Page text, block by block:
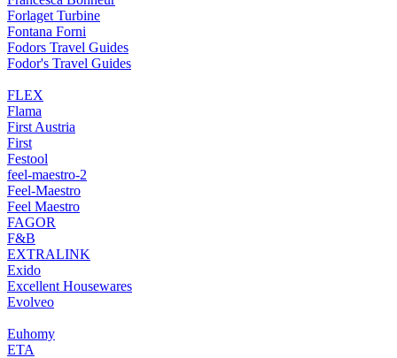
Forlaget Turbine
Fontana Forni
Fodors Travel Guides
Fodor's Travel Guides
FLEX
Flama
First Austria
First
Festool
feel-maestro-2
Feel-Maestro
Feel Maestro
FAGOR
F&B
EXTRALINK
Exido
Excellent Housewares
Evolveo
Euhomy
ETA